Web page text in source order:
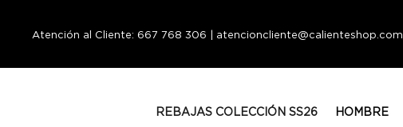
Atención al Cliente: 667 768 306 | atencioncliente@calienteshop.com
REBAJAS COLECCIÓN SS26 HOMBRE